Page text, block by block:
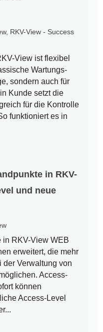
, RKV-View - Success
View ist flexibel
Wartungs-
sondern auch für
Kunde setzt die
für die Kontrolle
funktioniert es in
in RKV-
und neue
in RKV-View WEB
erweitert, die mehr
der Verwaltung von
Access-
können
Access-Level